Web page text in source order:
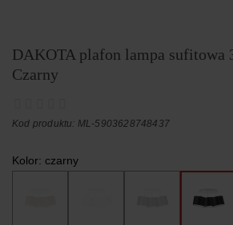
DAKOTA plafon lampa sufitowa
Czarny
Kod produktu: ML-5903628748437
Kolor: czarny